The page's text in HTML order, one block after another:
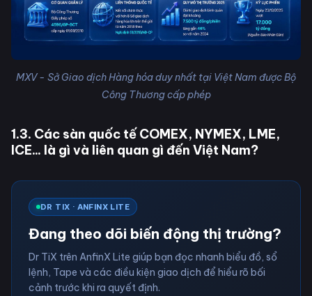
MXV - Sở Giao dịch Hàng hóa duy nhất tại Việt Nam được Bộ
Công Thương cấp phép
1.3. Các sàn quốc tế COMEX, NYMEX, LME,
ICE... là gì và liên quan gì đến Việt Nam?
DR TIX · ANFINX LITE
Đang theo dõi biến động thị trường?
Dr TiX trên AnfinX Lite giúp bạn đọc nhanh biểu đồ, sổ
lệnh, Tape và các điều kiện giao dịch để hiểu rõ bối
cảnh trước khi ra quyết định.